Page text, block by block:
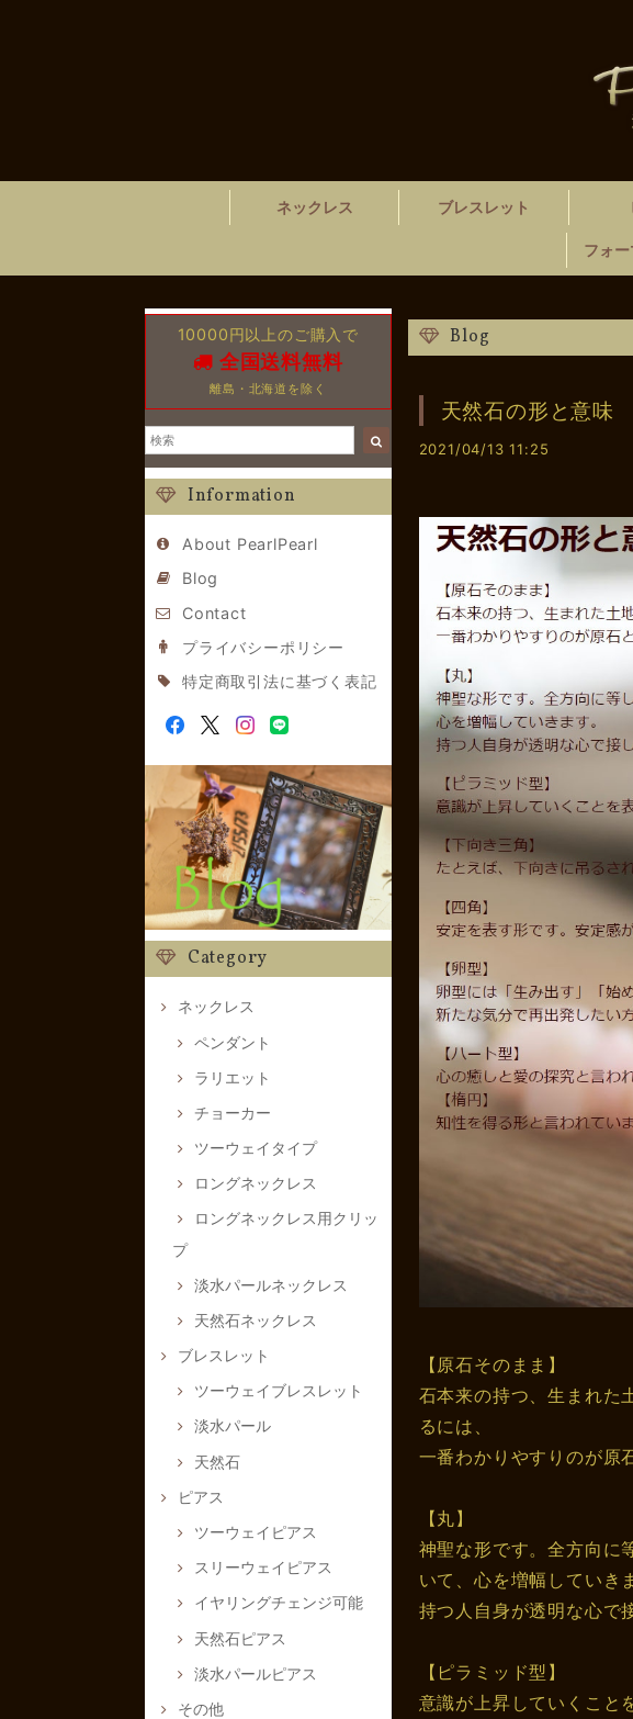
ネックレス ブレスレット
フォ
10000円以上のご購入で
全国送料無料
離島・北海道を除く
Information
About PearlPearl
Blog
Contact
プライバシーポリシー
特定商取引法に基づく表記
Category
ネックレス
ペンダント
ラリエット
チョーカー
ツーウェイタイプ
ロングネックレス
ロングネックレス用クリッ
プ
淡水パールネックレス
天然石ネックレス
ブレスレット
ツーウェイブレスレット
淡水パール
天然石
ピアス
ツーウェイピアス
スリーウェイピアス
イヤリングチェンジ可能
天然石ピアス
淡水パールピアス
その他
Blog
天然石の形と意味
2021/04/13 11:25
【原石そのまま】
石本来の持つ、生まれた
るには、
一番わかりやすりのが原
【丸】
神聖な形です。全方向に
いて、心を増幅していき
持つ人自身が透明な心で
【ピラミッド型】
意識が上昇していくこと